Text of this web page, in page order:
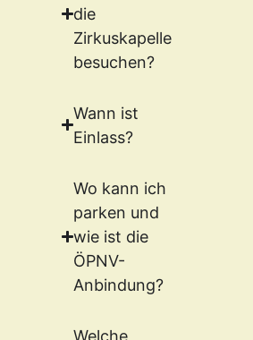
die
Zirkuskapelle
besuchen?
Wann ist
Einlass?
Wo kann ich
parken und
wie ist die
ÖPNV-
Anbindung?
Welche